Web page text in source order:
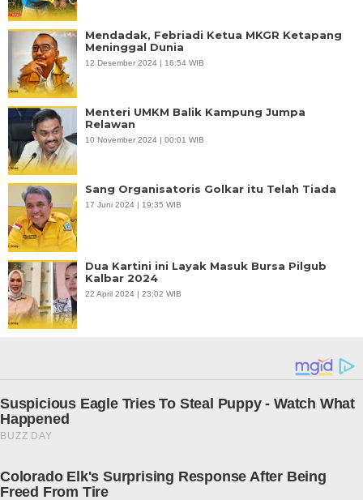
Mendadak, Febriadi Ketua MKGR Ketapang
Meninggal Dunia
12 Desember 2024 | 16:54 WIB
Menteri UMKM Balik Kampung Jumpa
Relawan
10 November 2024 | 00:01 WIB
Sang Organisatoris Golkar itu Telah Tiada
17 Juni 2024 | 19:35 WIB
Dua Kartini ini Layak Masuk Bursa Pilgub
Kalbar 2024
22 April 2024 | 23:02 WIB